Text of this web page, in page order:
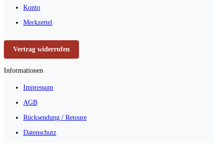
Konto
Merkzettel
Vertrag widerrufen
Informationen
Impressum
AGB
Rücksendung / Retoure
Datenschutz